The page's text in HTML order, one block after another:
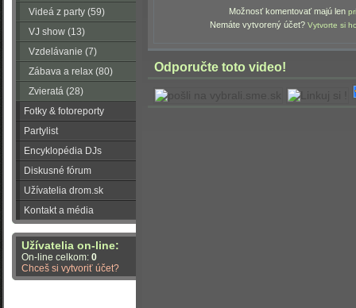
Videá z party (59)
VJ show (13)
Vzdelávanie (7)
Zábava a relax (80)
Zvieratá (28)
Fotky & fotoreporty
Partylist
Encyklopédia DJs
Diskusné fórum
Užívatelia drom.sk
Kontakt a média
Užívatelia on-line:
On-line celkom: 0
Chceš si vytvoriť účet?
Možnosť komentovať majú len
Nemáte vytvorený účet? Vytvorte si
Odporučte toto video!